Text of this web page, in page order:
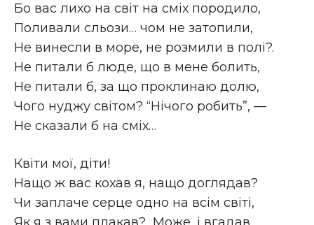
Бо вас лихо на світ на сміх породило,
Поливали сльози… чом не затопили,
Не винесли в море, не розмили в полі?.
Не питали б люде, що в мене болить,
Не питали б, за що проклинаю долю,
Чого нуджу світом? “Нічого робить”, —
Не сказали б на сміх…
Квіти мої, діти!
Нащо ж вас кохав я, нащо доглядав?
Чи заплаче серце одно на всім світі,